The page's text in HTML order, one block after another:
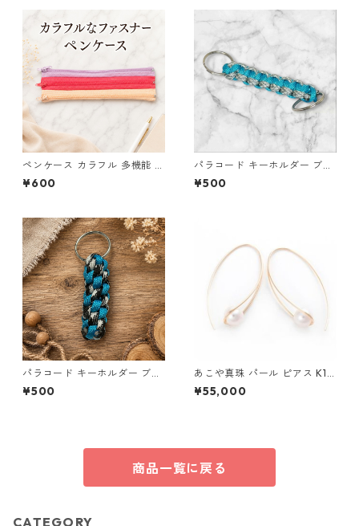
ペンケース カラフル 多機能 筆
箱 ファスナー6本 s9
¥600
パラコード キーホルダー ブル
ー グレー ホワイト 編み込み s
36 アウトドア
¥500
パラコード キーホルダー ブル
ー×ブラック・ホワイト ハンド
メイド 国産 本革 ヌメ革
¥500
あこや真珠 パール ピアス K10
イエローゴールド ジプシー フ
ック ピアス 7mm 7ミリ珠 ア
¥55,000
商品一覧に戻る
CATEGORY